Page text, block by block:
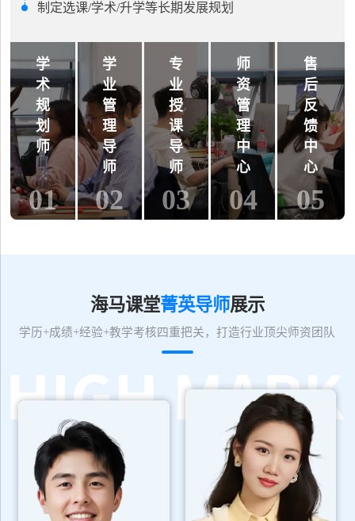
制定选课/学术/升学等长期发展规划
学
术
规
划
师
01
学
业
管
理
导
师
02
专
业
授
课
导
师
03
师
资
管
理
中
心
04
售
后
反
馈
中
心
05
海马课堂菁英导师展示
学历+成绩+经验+教学考核四重把关，打造行业顶尖师资团队